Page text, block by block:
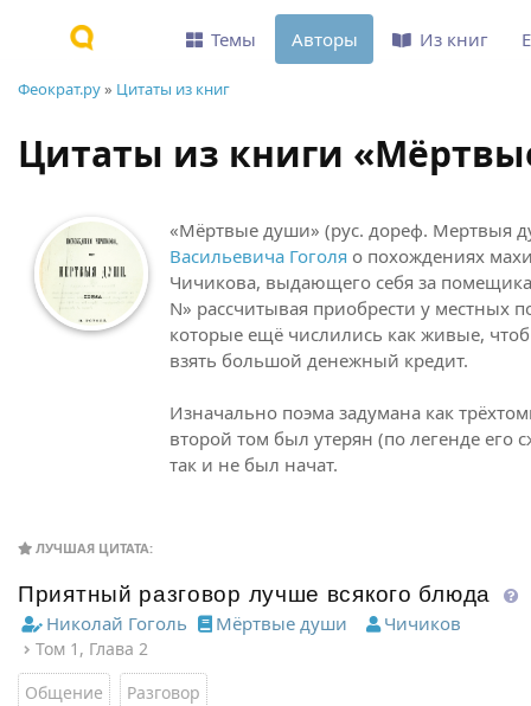
Феократ.ру» Цитаты из книг
Цитаты из книги
«Мёртвые души» (рус. дореф. Мертвыя
Васильевича Гоголя о похождениях
Чичикова, выдающего себя за
N» рассчитывая приобрести у местных
которые ещё числились как живые,
взять большой денежный кредит.
Изначально поэма задумана как
второй том был утерян (по легенде его
так и не был начат.
ЛУЧШАЯ ЦИТАТА:
Приятный разговор лучше всякого блюда
Николай Гоголь Мёртвые души Чичиков
Том 1, Глава 2
Общение
Разговор
Темы Авторы Из книг